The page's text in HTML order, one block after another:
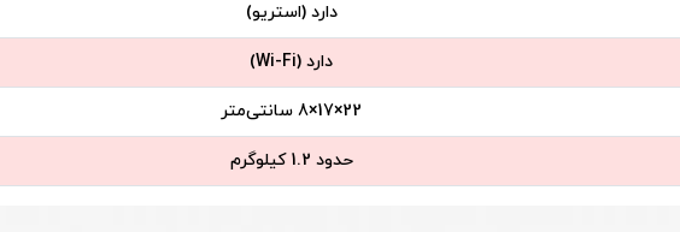
دارد (استریو)
دارد (Wi-Fi)
22×17×8 سانتی‌متر
حدود 1.2 کیلوگرم